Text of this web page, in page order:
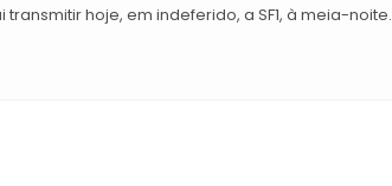
transmitir hoje, em indeferido, a SF1, à meia-noite.